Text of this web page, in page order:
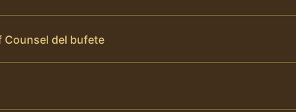
Counsel del bufete